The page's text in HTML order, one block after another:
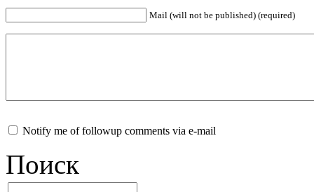
Mail (will not be published) (required)
Notify me of followup comments via e-mail
Поиск